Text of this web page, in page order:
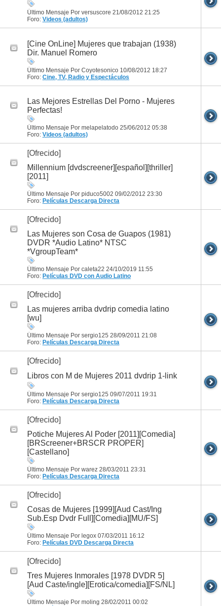
Último Mensaje Por versuscore 21/08/2012 21:25
Foro: Videos (adultos)
[Cine OnLine] Mujeres que trabajan (1938)
Dir. Manuel Romero
Último Mensaje Por Coyotesonico 10/08/2012 18:27
Foro: Cine, TV, Radio y Espectáculos
Las Mejores Estrellas Del Porno - Mujeres
Perfectas!
Último Mensaje Por melapelatodo 25/06/2012 05:38
Foro: Videos (adultos)
[Ofrecido]
Millennium [dvdscreener][español][thriller]
[2011]
Último Mensaje Por piduco5002 09/02/2012 23:30
Foro: Películas Descarga Directa
[Ofrecido]
Las Mujeres son Cosa de Guapos (1981)
DVDR *Audio Latino* NTSC
*VgroupTeam*
Último Mensaje Por caleta22 24/10/2019 11:55
Foro: Películas DVD con Audio Latino
[Ofrecido]
Las mujeres arriba dvdrip comedia latino
[wu]
Último Mensaje Por sergio125 28/09/2011 21:08
Foro: Películas Descarga Directa
[Ofrecido]
Libros con M de Mujeres 2011 dvdrip 1-link
Último Mensaje Por sergio125 09/07/2011 19:31
Foro: Películas Descarga Directa
[Ofrecido]
Potiche Mujeres Al Poder [2011][Comedia]
[BRScreener+BRSCR PROPER]
[Castellano]
Último Mensaje Por warez 28/03/2011 23:31
Foro: Películas Descarga Directa
[Ofrecido]
Cosas de Mujeres [1999][Aud Cast/Ing
Sub.Esp Dvdr Full][Comedia][MU/FS]
Último Mensaje Por legox 07/03/2011 16:12
Foro: Películas DVD Descarga Directa
[Ofrecido]
Tres Mujeres Inmorales [1978 DVDR 5]
[Aud Caste/ingle][Erotica/comedia][FS/NL]
Último Mensaje Por moling 28/02/2011 00:02